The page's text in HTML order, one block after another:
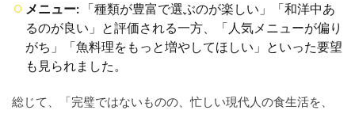
（糖
質・
塩分
基準
な
2.3
メニュー: 「種類が豊富で選ぶのが楽しい」「和洋中あ
るのが良い」と評価される一方、「人気メニューが偏り
がち」「魚料理をもっと増やしてほしい」といった要望
も見られました。
総じて、「完璧ではないものの、忙しい現代人の食生活を、